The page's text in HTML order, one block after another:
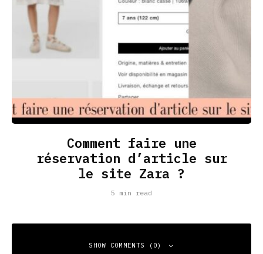
Comment faire une
réservation d’article sur
le site Zara ?
5 min read
SHOW COMMENTS (0)